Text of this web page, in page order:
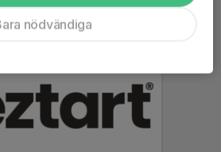
nödvändiga